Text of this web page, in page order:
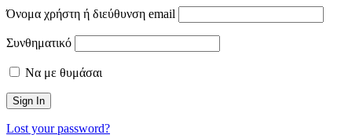
Όνομα χρήστη ή διεύθυνση email
Συνθηματικό
Να με θυμάσαι
Lost your password?